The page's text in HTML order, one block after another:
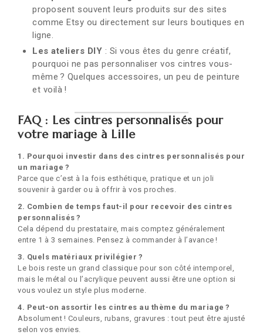
proposent souvent leurs produits sur des sites
comme Etsy ou directement sur leurs boutiques en
ligne.
Les ateliers DIY : Si vous êtes du genre créatif,
pourquoi ne pas personnaliser vos cintres vous-
même ? Quelques accessoires, un peu de peinture
et voilà !
FAQ : Les cintres personnalisés pour
votre mariage à Lille
1. Pourquoi investir dans des cintres personnalisés pour
un mariage ?
Parce que c’est à la fois esthétique, pratique et un joli
souvenir à garder ou à offrir à vos proches.
2. Combien de temps faut-il pour recevoir des cintres
personnalisés ?
Cela dépend du prestataire, mais comptez généralement
entre 1 à 3 semaines. Pensez à commander à l’avance !
3. Quels matériaux privilégier ?
Le bois reste un grand classique pour son côté intemporel,
mais le métal ou l’acrylique peuvent aussi être une option si
vous voulez un style plus moderne.
4. Peut-on assortir les cintres au thème du mariage ?
Absolument ! Couleurs, rubans, gravures : tout peut être ajusté
selon vos envies.